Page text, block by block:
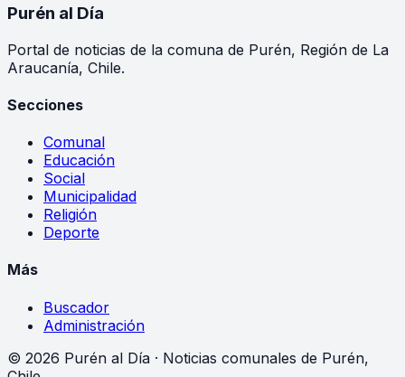
Purén al Día
Portal de noticias de la comuna de Purén, Región de La
Araucanía, Chile.
Secciones
Comunal
Educación
Social
Municipalidad
Religión
Deporte
Más
Buscador
Administración
© 2026 Purén al Día · Noticias comunales de Purén,